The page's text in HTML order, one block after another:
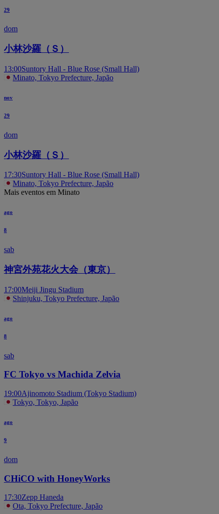
29
dom
小林沙羅（Ｓ）
13:00Suntory Hall - Blue Rose (Small Hall)
Minato, Tokyo Prefecture, Japão
nov
29
dom
小林沙羅（Ｓ）
17:30Suntory Hall - Blue Rose (Small Hall)
Minato, Tokyo Prefecture, Japão
Mais eventos em Minato
ago
8
sab
神宮外苑花火大会（東京）
17:00Meiji Jingu Stadium
Shinjuku, Tokyo Prefecture, Japão
ago
8
sab
FC Tokyo vs Machida Zelvia
19:00Ajinomoto Stadium (Tokyo Stadium)
Tokyo, Tokyo, Japão
ago
9
dom
CHiCO with HoneyWorks
17:30Zepp Haneda
Ota, Tokyo Prefecture, Japão